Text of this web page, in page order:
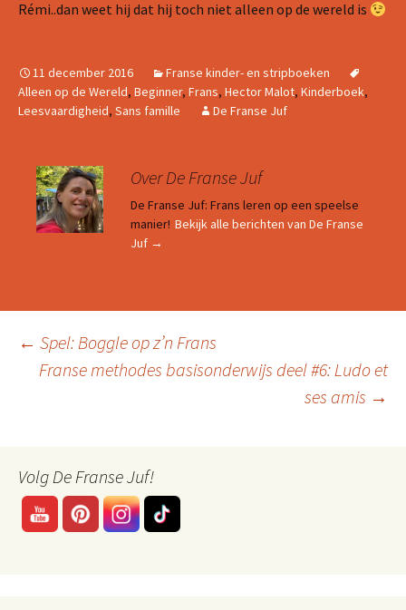
Rémi..dan weet hij dat hij toch niet alleen op de wereld is
11 december 2016
Franse kinder- en stripboeken
Alleen op de Wereld, Beginner, Frans, Hector Malot, Kinderboek,
Leesvaardigheid, Sans famille De Franse Juf
Over De Franse Juf
De Franse Juf: Frans leren op een speelse
manier! Bekijk alle berichten van De Franse
Juf →
Berichtnavigatie
← Spel: Boggle op z’n Frans
Franse methodes basisonderwijs deel #6: Ludo et
ses amis →
Volg De Franse Juf!